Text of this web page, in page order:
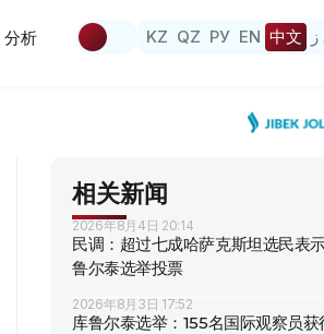
分析 KZ QZ РУ EN 中文
相关新闻
2026年8月4日 20:14
民调：超过七成哈萨克斯坦选民表
鲁尔泰选举投票
2026年8月3日 17:52
库鲁尔泰选举：155名国际观察员获